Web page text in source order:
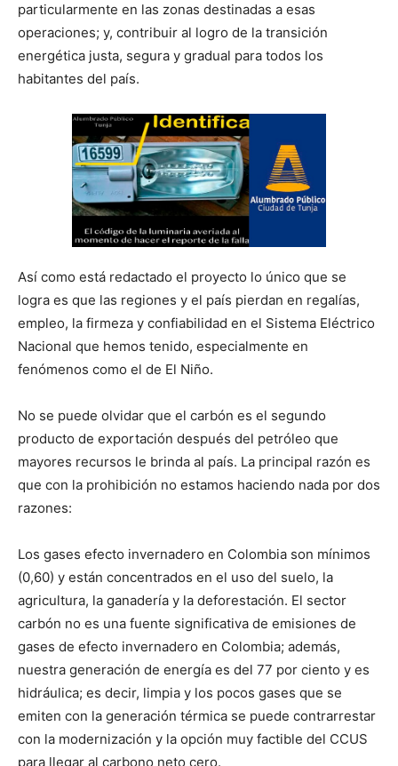
particularmente en las zonas destinadas a esas
operaciones; y, contribuir al logro de la transición
energética justa, segura y gradual para todos los
habitantes del país.
Así como está redactado el proyecto lo único que se
logra es que las regiones y el país pierdan en regalías,
empleo, la firmeza y confiabilidad en el Sistema Eléctrico
Nacional que hemos tenido, especialmente en
fenómenos como el de El Niño.
No se puede olvidar que el carbón es el segundo
producto de exportación después del petróleo que
mayores recursos le brinda al país. La principal razón es
que con la prohibición no estamos haciendo nada por dos
razones:
Los gases efecto invernadero en Colombia son mínimos
(0,60) y están concentrados en el uso del suelo, la
agricultura, la ganadería y la deforestación. El sector
carbón no es una fuente significativa de emisiones de
gases de efecto invernadero en Colombia; además,
nuestra generación de energía es del 77 por ciento y es
hidráulica; es decir, limpia y los pocos gases que se
emiten con la generación térmica se puede contrarrestar
con la modernización y la opción muy factible del CCUS
para llegar al carbono neto cero.